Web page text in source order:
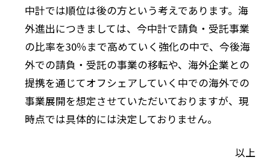
中計では順位は後の方という考えであります。海
外進出につきましては、今中計で請負・受託事業
の比率を30％まで高めていく強化の中で、今後海
外での請負・受託の事業の移転や、海外企業との
提携を通じてオフシェアしていく中での海外での
事業展開を想定させていただいておりますが、現
時点では具体的には決定しておりません。
以上